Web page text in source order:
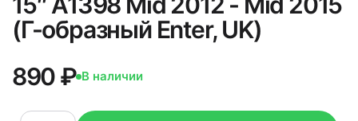
(Г-образный Enter, UK)
890 ₽ В наличии